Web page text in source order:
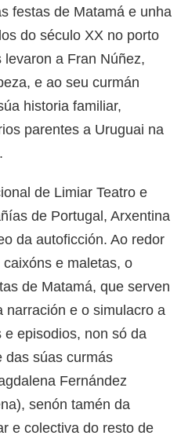
festas de Matamá e unha
do século XX no porto
a Fran Núñez,
e ao seu curmán
historia familiar,
parentes a Uruguai na
de Limiar Teatro e
de Portugal, Arxentina
da autoficción. Ao redor
e maletas, o
de Matamá, que serven
narración e o simulacro a
episodios, non só da
das súas curmás
Fernández
senón tamén da
e colectiva do resto de